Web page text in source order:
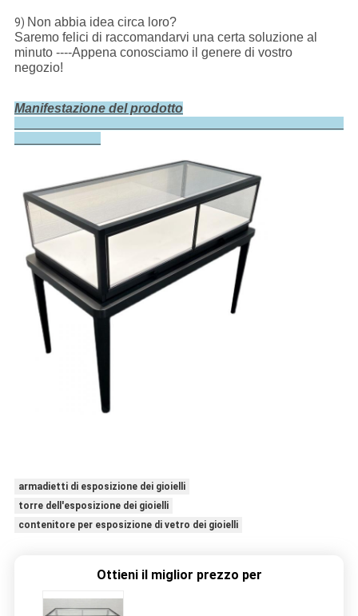
9) Non abbia idea circa loro?
Saremo felici di raccomandarvi una certa soluzione al
minuto ----Appena conosciamo il genere di vostro
negozio!
Manifestazione del prodotto
armadietti di esposizione dei gioielli
torre dell'esposizione dei gioielli
contenitore per esposizione di vetro dei gioielli
Ottieni il miglior prezzo per